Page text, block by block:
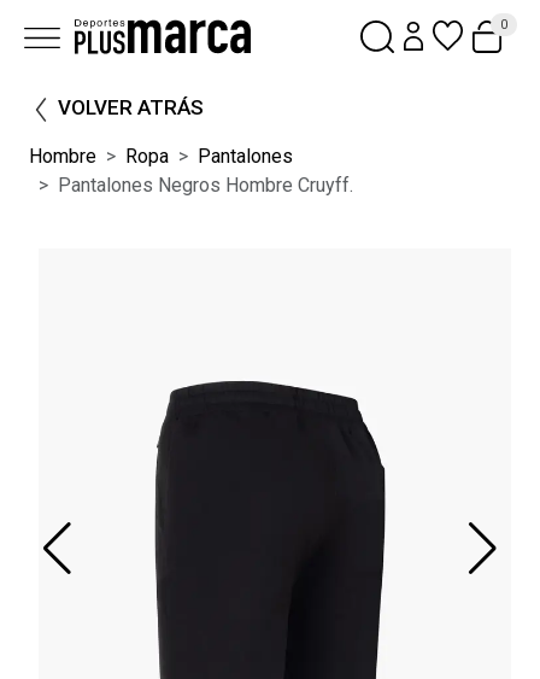
0
VOLVER ATRÁS
Hombre Ropa
Pantalones
Pantalones Negros Hombre Cruyff.